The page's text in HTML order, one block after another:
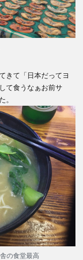
きて「日本だってヨ
て食うなぁお前サ
。
の食堂最高